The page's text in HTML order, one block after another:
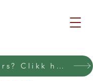
You prefer cars? Clikk here